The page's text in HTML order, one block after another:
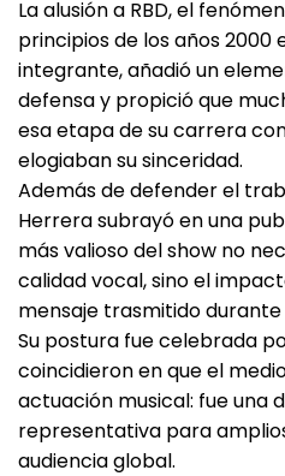
La alusión a RBD, el
principios de los años 2000
integrante, añadió un
defensa y propició que
esa etapa de su carrera
elogiaban su sinceridad.
Además de defender el
Herrera subrayó en una
más valioso del show no
calidad vocal, sino el
mensaje trasmitido
Su postura fue celebrada
coincidieron en que el
actuación musical: fue una
representativa para
audiencia global.